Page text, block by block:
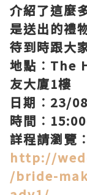
介紹了這麼
是送出的禮
待到時跟大
地點︰The
友大廈1樓
日期︰23/
時間
詳程請瀏覽︰
http://
/bride-